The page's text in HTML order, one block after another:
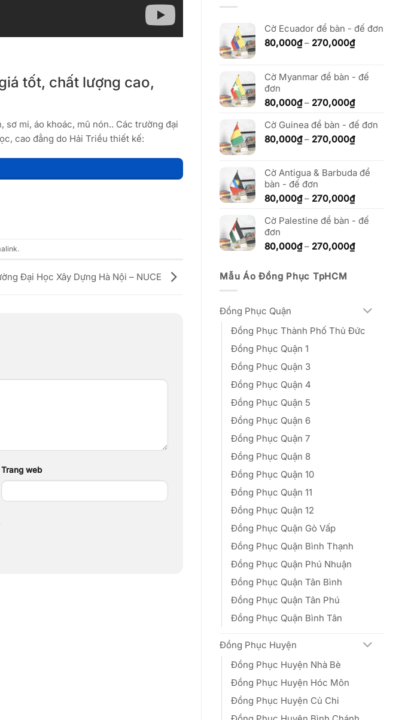
tốt, chất lượng cao,
mi, áo khoác, mũ nón.. Các trường đại
cao đẳng do Hải Triều thiết kế:
.
Đại Học Xây Dựng Hà Nội – NUCE
Trang web
Cờ Ecuador để bàn - đế đơn
80,000₫ – 270,000₫Khoảng
80,000₫
270,000₫
Cờ Myanmar để bàn - đế
đơn
80,000₫ – 270,000₫Khoảng
từ
80,000₫
đến
Cờ Guinea để bàn - đế đơn
80,000₫ – 270,000₫Khoảng
80,000₫
270,000₫
Cờ Antigua & Barbuda để
bàn - đế đơn
80,000₫ – 270,000₫Khoảng
từ
đến
270,000₫
Cờ Palestine để bàn - đế
đơn
80,000₫ – 270,000₫Khoảng
Mẫu Áo Đồng Phục TpHCM
Đồng Phục Quận
Đồng Phục Thành Phố Thủ Đức
Đồng Phục Quận 1
Đồng Phục Quận 3
Đồng Phục Quận 4
Đồng Phục Quận 5
Đồng Phục Quận 6
Đồng Phục Quận 7
Đồng Phục Quận 8
Đồng Phục Quận 10
Đồng Phục Quận 11
Đồng Phục Quận 12
Đồng Phục Quận Gò Vấp
Đồng Phục Quận Bình Thạnh
Đồng Phục Quận Phú Nhuận
Đồng Phục Quận Tân Bình
Đồng Phục Quận Tân Phú
Đồng Phục Quận Bình Tân
Đồng Phục Huyện
Đồng Phục Huyện Nhà Bè
Đồng Phục Huyện Hóc Môn
Đồng Phục Huyện Củ Chi